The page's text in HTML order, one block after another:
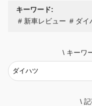
キーワード:
新車レビュー
ダイ
\ キーワ
\